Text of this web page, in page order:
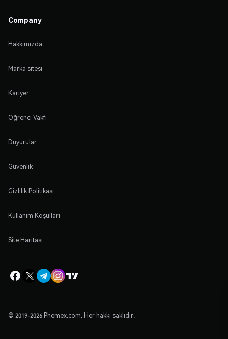
Company
Hakkımızda
Marka sitesi
Kariyer
Öğrenci Vakfı
Duyurular
Güvenlik
Gizlilik Politikası
Kullanım Koşulları
Site Haritası
© 2019-2026 Phemex.com. Her hakkı saklıdır.